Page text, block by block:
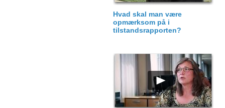
Hvad skal man være
opmærksom på i
tilstandsrapporten?